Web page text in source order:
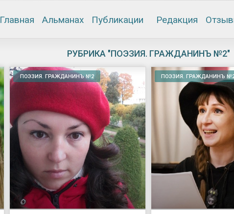
Главная Альманах Публикации Редакция
РУБРИКА "ПОЭЗИЯ. ГРАЖДАНИНЪ №2"
ПОЭЗИЯ. ГРАЖДАНИНЪ №2 ПОЭЗИЯ. ГРАЖДАНИНЪ